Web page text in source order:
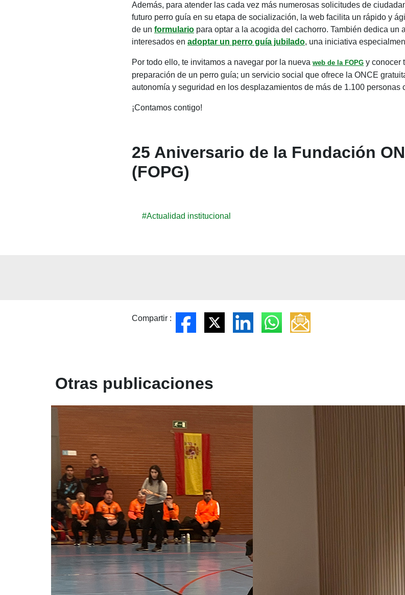
Además, para atender las cada vez más numerosas solicitudes de
futuro perro guía en su etapa de socialización, la web facilita un rápido y
de un formulario para optar a la acogida del cachorro. También dedica un
interesados en adoptar un perro guía jubilado, una iniciativa
Por todo ello, te invitamos a navegar por la nueva web de la FOPG y conocer
preparación de un perro guía; un servicio social que ofrece la ONCE
autonomía y seguridad en los desplazamientos de más de 1.100 personas
¡Contamos contigo!
25 Aniversario de la Fundación
(FOPG)
#Actualidad institucional
Compartir :
Otras publicaciones